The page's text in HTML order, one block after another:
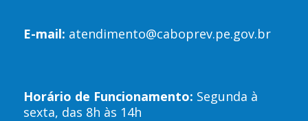
E-mail: atendimento@caboprev.pe.gov.br
Horário de Funcionamento: Segunda à
sexta, das 8h às 14h